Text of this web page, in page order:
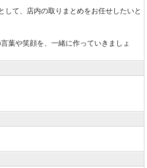
して、店内の取りまとめをお任せしたいと
葉や笑顔を、一緒に作っていきましょ